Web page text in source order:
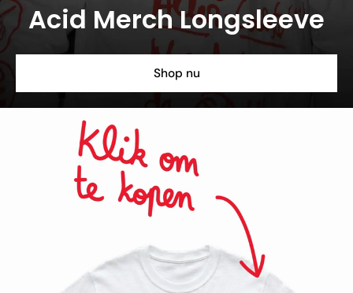
Acid Merch Longsleeve
Shop nu